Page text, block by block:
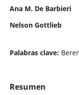
Ana M. De Barbieri
Nelson Gottlieb
Palabras clave:
Resumen